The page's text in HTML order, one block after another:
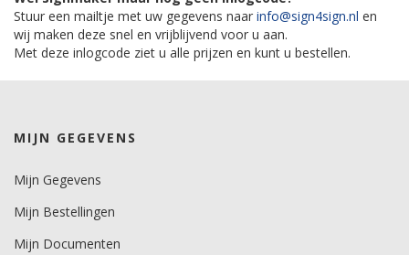
Stuur een mailtje met uw gegevens naar info@sign4sign.nl en
wij maken deze snel en vrijblijvend voor u aan.
Met deze inlogcode ziet u alle prijzen en kunt u bestellen.
MIJN GEGEVENS
Mijn Gegevens
Mijn Bestellingen
Mijn Documenten